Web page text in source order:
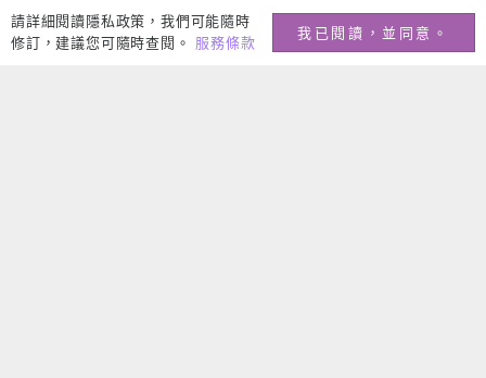
誰
會
請詳細閱讀隱私政策，我們可能隨時
修訂，建議您可隨時查閱。 服務條款
我已閱讀，並同意。